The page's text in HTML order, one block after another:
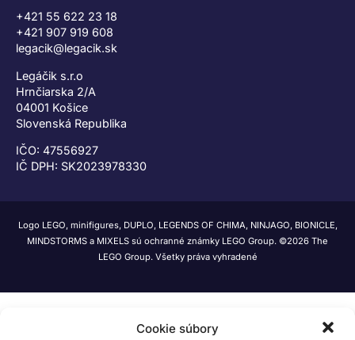
Cookie súbory
+421 55 622 23 18
+421 907 919 608
legacik@legacik.sk
Legáčik s.r.o
Hrnčiarska 2/A
04001 Košice
Slovenská Republika
IČO: 47556927
IČ DPH: SK2023978330
Logo LEGO, minifigures, DUPLO, LEGENDS OF CHIMA, NINJAGO, BIONICLE,
MINDSTORMS a MIXELS sú ochranné známky LEGO Group. ©2026 The
LEGO Group. Všetky práva vyhradené